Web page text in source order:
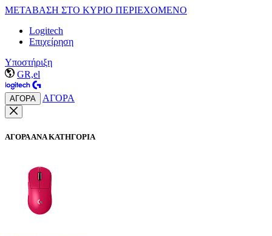
ΜΕΤΑΒΑΣΗ ΣΤΟ ΚΥΡΙΟ ΠΕΡΙΕΧΟΜΕΝΟ
Logitech
Επιχείρηση
Υποστήριξη
GR,el
ΑΓΟΡΑ ΑΓΟΡΑ
ΑΓΟΡΑ ΑΝΑ ΚΑΤΗΓΟΡΙΑ